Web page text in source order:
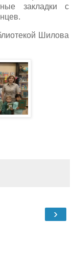
закладки с
Шилова
›